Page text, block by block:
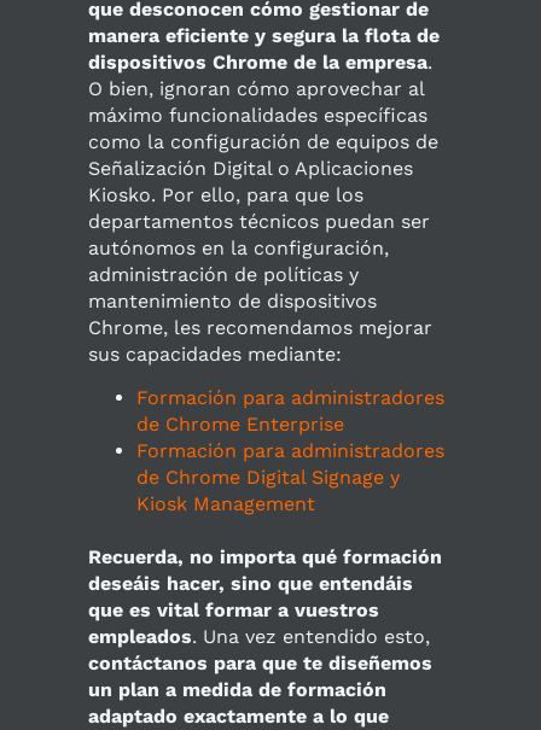
que desconocen cómo gestionar de
manera eficiente y segura la flota de
dispositivos Chrome de la empresa.
O bien, ignoran cómo aprovechar al
máximo funcionalidades específicas
como la configuración de equipos de
Señalización Digital o Aplicaciones
Kiosko. Por ello, para que los
departamentos técnicos puedan ser
autónomos en la configuración,
administración de políticas y
mantenimiento de dispositivos
Chrome, les recomendamos mejorar
sus capacidades mediante:
Formación para administradores
de Chrome Enterprise
Formación para administradores
de Chrome Digital Signage y
Kiosk Management
Recuerda, no importa qué formación
deseáis hacer, sino que entendáis
que es vital formar a vuestros
empleados. Una vez entendido esto,
contáctanos para que te diseñemos
un plan a medida de formación
adaptado exactamente a lo que